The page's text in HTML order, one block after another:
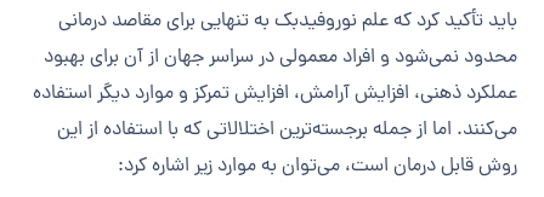
باید تأکید کرد که علم نوروفیدبک به تنهایی برای مقاصد درمانی
محدود نمی‌شود و افراد معمولی در سراسر جهان از آن برای بهبود
عملکرد ذهنی، افزایش آرامش، افزایش تمرکز و موارد دیگر استفاده
می‌کنند. اما از جمله برجسته‌ترین اختلالاتی که با استفاده از این
روش قابل درمان است، می‌توان به موارد زیر اشاره کرد: